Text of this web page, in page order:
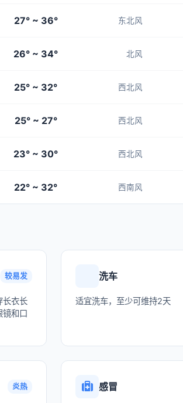
27° ~ 36° 东北风
26° ~ 34° 北风
25° ~ 32° 西北风
25° ~ 27° 西北风
23° ~ 30° 西北风
22° ~ 32° 西南风
较易发
长衣长
镜和口
洗车
适宜洗车，至少可维持2天
炎热 感冒